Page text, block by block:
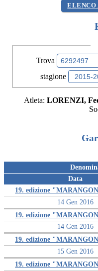
ELENCO
Trova
stagione
Atleta: LORENZI,
Data
14 Gen 2016
19. edizione
14 Gen 2016
19. edizione
15 Gen 2016
19. edizione
19. edizione